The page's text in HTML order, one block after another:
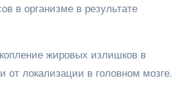
в организме в результате
жировых излишков в
от локализации в головном мозге.